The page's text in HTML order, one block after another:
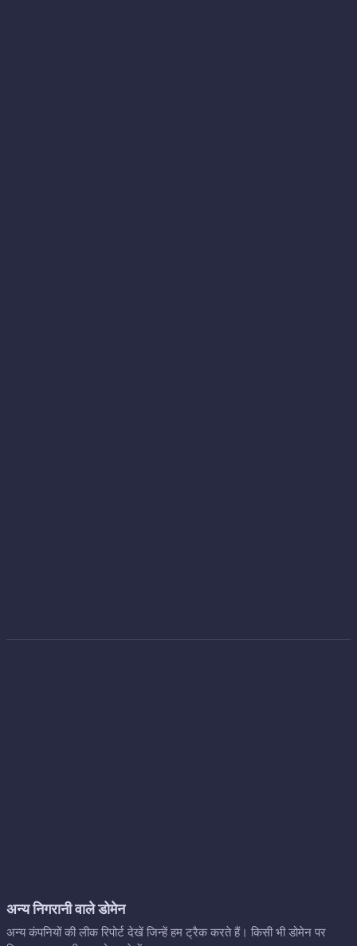
अन्य निगरानी वाले डोमेन
अन्य कंपनियों की लीक रिपोर्ट देखें जिन्हें हम ट्रैक करते हैं। किसी भी डोमेन पर